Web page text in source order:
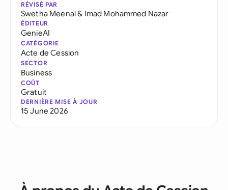
RÉVISÉ PAR
Swetha Meenal& Imad Mohammed Nazar
ÉDITEUR
GenieAI
CATÉGORIE
Acte de Cession
SECTOR
Business
COÛT
Gratuit
DERNIÈRE MISE À JOUR
15 June 2026